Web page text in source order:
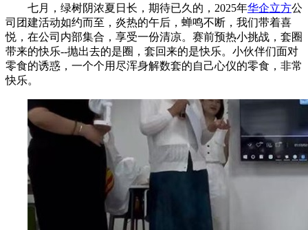
七月，绿树阴浓夏日长，期待已久的，2025年华企立方公
司团建活动如约而至，炎热的午后，蝉鸣不断，我们带着喜
悦，在公司内部集合，享受一份清凉。 赛前预热小挑战，套圈
带来的快乐--抛出去的是圈，套回来的是快乐。小伙伴们面对
零食的诱惑，一个个用尽浑身解数套的自己心仪的零食，非常
快乐。